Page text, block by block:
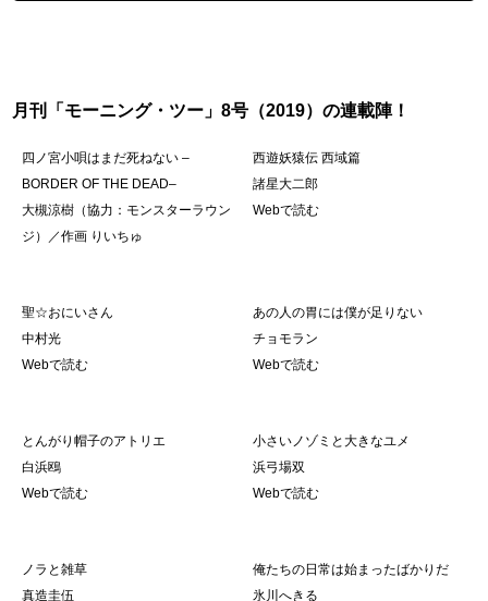
月刊「モーニング・ツー」8号（2019）の連載陣！
四ノ宮小唄はまだ死ねない –
BORDER OF THE DEAD–
大槻涼樹（協力：モンスターラウン
ジ）／作画 りいちゅ
西遊妖猿伝 西域篇
諸星大二郎
Webで読む
聖☆おにいさん
中村光
Webで読む
あの人の胃には僕が足りない
チョモラン
Webで読む
とんがり帽子のアトリエ
白浜鴎
Webで読む
小さいノゾミと大きなユメ
浜弓場双
Webで読む
ノラと雑草
真造圭伍
俺たちの日常は始まったばかりだ
氷川へきる